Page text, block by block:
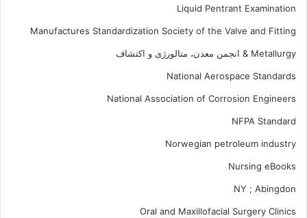
Liquid Pentrant Examination
Manufactures Standardization Society of the Valve and Fitting
Metallurgy & انجمن معدن، متالورژی و اکتشاف
National Aerospace Standards
National Association of Corrosion Engineers
NFPA Standard
Norwegian petroleum industry
Nursing eBooks
NY ; Abingdon
Oral and Maxillofacial Surgery Clinics